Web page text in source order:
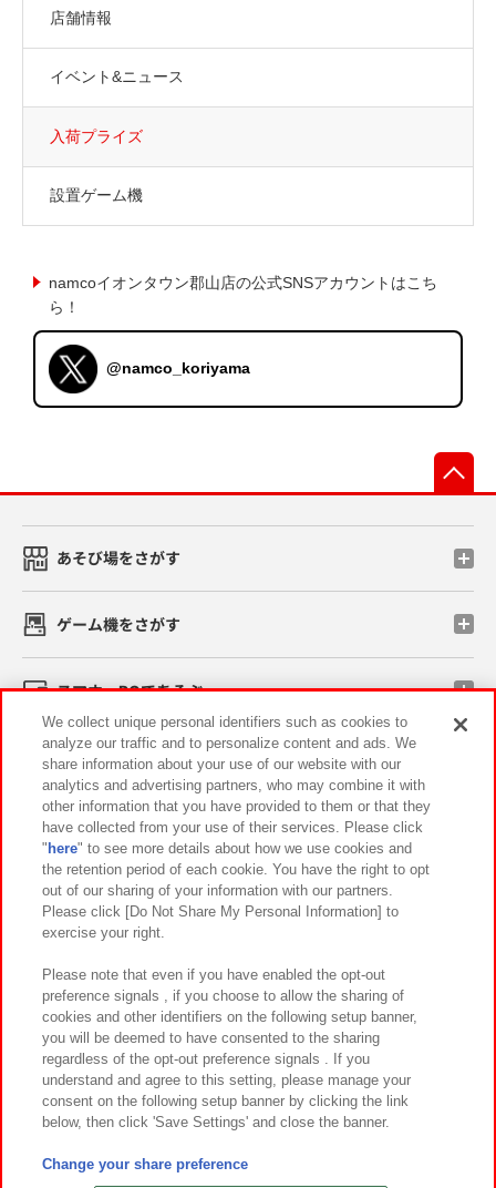
店舗情報
イベント&ニュース
入荷プライズ
設置ゲーム機
namcoイオンタウン郡山店の公式SNSアカウントはこち
ら！
@namco_koriyama
あそび場をさがす
ゲーム機をさがす
スマホ・PCであそぶ
イベント・キャンペーン
関連会社 サステナビリティ サイトポリシー
プライバシーポリシー ウェブアクセシビリティ方針と検証結果
お取引先さまとともに
カスタマーハラスメント対応方針 よくあるご質問・お問い合わせ
©Bandai Namco Amusement Inc.
©Bandai Namco Amusement Lab Inc.
We collect unique personal identifiers such as cookies to
analyze our traffic and to personalize content and ads. We
share information about your use of our website with our
analytics and advertising partners, who may combine it with
other information that you have provided to them or that they
have collected from your use of their services. Please click
" here" to see more details about how we use cookies and
the retention period of each cookie. You have the right to opt
out of our sharing of your information with our partners.
Please click [Do Not Share My Personal Information] to
exercise your right.
Please note that even if you have enabled the opt-out
preference signals , if you choose to allow the sharing of
cookies and other identifiers on the following setup banner,
you will be deemed to have consented to the sharing
regardless of the opt-out preference signals . If you
understand and agree to this setting, please manage your
consent on the following setup banner by clicking the link
below, then click 'Save Settings' and close the banner.
Change your share preference